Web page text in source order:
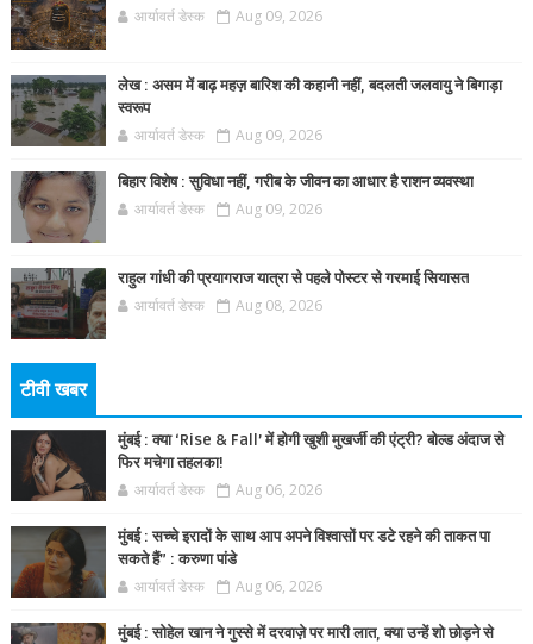
आर्यावर्त डेस्क Aug 09, 2026
लेख : असम में बाढ़ महज़ बारिश की कहानी नहीं, बदलती जलवायु ने बिगाड़ा
स्वरूप
आर्यावर्त डेस्क Aug 09, 2026
बिहार विशेष : सुविधा नहीं, गरीब के जीवन का आधार है राशन व्यवस्था
आर्यावर्त डेस्क Aug 09, 2026
राहुल गांधी की प्रयागराज यात्रा से पहले पोस्टर से गरमाई सियासत
आर्यावर्त डेस्क Aug 08, 2026
टीवी खबर
मुंबई : क्या ‘Rise & Fall’ में होगी खुशी मुखर्जी की एंट्री? बोल्ड अंदाज से
फिर मचेगा तहलका!
आर्यावर्त डेस्क Aug 06, 2026
मुंबई : सच्चे इरादों के साथ आप अपने विश्वासों पर डटे रहने की ताकत पा
सकते हैं” : करुणा पांडे
आर्यावर्त डेस्क Aug 06, 2026
मुंबई : सोहेल खान ने गुस्से में दरवाज़े पर मारी लात, क्या उन्हें शो छोड़ने से